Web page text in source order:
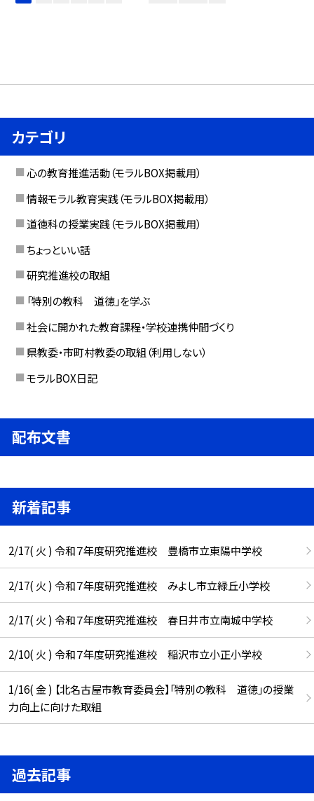
カテゴリ
心の教育推進活動（モラルBOX掲載用）
情報モラル教育実践（モラルBOX掲載用）
道徳科の授業実践（モラルBOX掲載用）
ちょっといい話
研究推進校の取組
「特別の教科 道徳」を学ぶ
社会に開かれた教育課程・学校連携仲間づくり
県教委・市町村教委の取組（利用しない）
モラルBOX日記
配布文書
新着記事
2/17( 火 ) 令和７年度研究推進校 豊橋市立東陽中学校
2/17( 火 ) 令和７年度研究推進校 みよし市立緑丘小学校
2/17( 火 ) 令和７年度研究推進校 春日井市立南城中学校
2/10( 火 ) 令和７年度研究推進校 稲沢市立小正小学校
1/16( 金 ) 【北名古屋市教育委員会】「特別の教科 道徳」の授業
力向上に向けた取組
過去記事